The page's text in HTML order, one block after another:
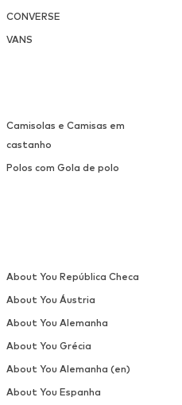
CONVERSE
VANS
Camisolas e Camisas em
castanho
Polos com Gola de polo
About You República Checa
About You Áustria
About You Alemanha
About You Grécia
About You Alemanha (en)
About You Espanha